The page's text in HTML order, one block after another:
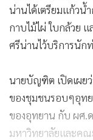
น่านได้เตรียมแก้วน้
กาบไม้ไผ่ ใบกล้วย
ศรีน่านไว้บริการนัก
นายบัญฑิต เปิดเผย
ของชุมชนรอบๆอุทย
ของอุทยาน กับ ผศ.
มหาวิทยาลัยและคณ